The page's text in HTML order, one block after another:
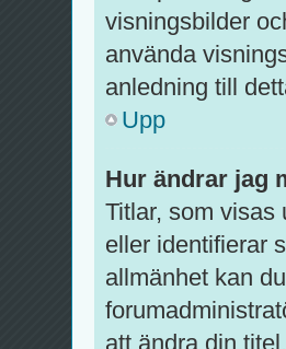
visningsbilder
använda
anledning till
Upp
Hur ändrar jag
Titlar, som visas
eller identifierar
allmänhet kan
att ändra din